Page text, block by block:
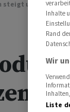
um 1,3
Inhalte
Rand
Wir
Liste